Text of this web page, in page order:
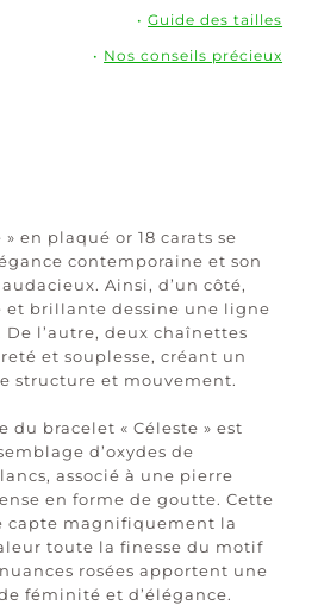
•Guide des tailles
• Nos conseils précieux
en plaqué or 18 carats se
contemporaine et son
Ainsi, d’un côté,
et brillante dessine une ligne
l’autre, deux chaînettes
et souplesse, créant un
structure et mouvement.
du bracelet « Céleste » est
d’oxydes de
associé à une pierre
en forme de goutte. Cette
capte magnifiquement la
toute la finesse du motif
rosées apportent une
féminité et d’élégance.